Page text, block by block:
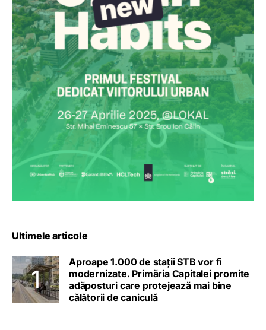
Ultimele articole
Aproape 1.000 de stații STB vor fi
modernizate. Primăria Capitalei promite
adăposturi care protejează mai bine
călătorii de caniculă